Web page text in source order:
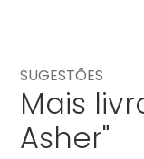
SUGESTÕES
Mais
Asher"